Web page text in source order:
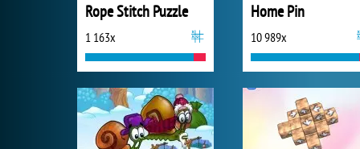
Rope Stitch Puzzle
1 163x
Home Pin
10 989x